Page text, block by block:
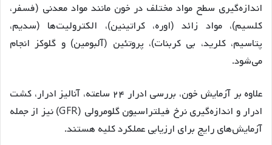
اندازه‌گیری سطح مواد مختلف در خون مانند مواد معدنی (فسفر،
کلسیم)، مواد زائد (اوره، کراتینین)، الکترولیت‌ها (سدیم،
پتاسیم، کلرید، بی کربنات)، پروتئین (آلبومین) و گلوکز انجام
می‌شود.
علاوه بر آزمایش خون، بررسی ادرار ۲۴ ساعته، آنالیز ادرار، کشت
ادرار و اندازه‌گیری نرخ فیلتراسیون گلومرولی (GFR) نیز از جمله
آزمایش‌های رایج برای ارزیابی عملکرد کلیه هستند.